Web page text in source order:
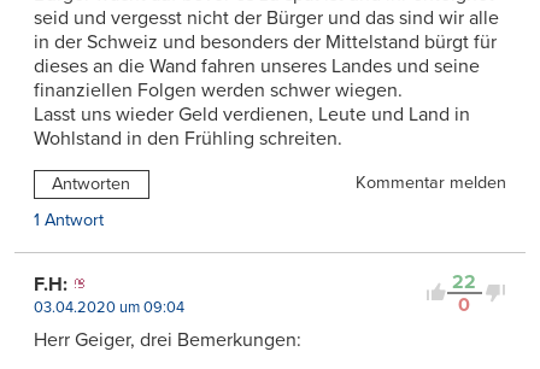
seid und vergesst nicht der Bürger und das sind wir alle
in der Schweiz und besonders der Mittelstand bürgt für
dieses an die Wand fahren unseres Landes und seine
finanziellen Folgen werden schwer wiegen.
Lasst uns wieder Geld verdienen, Leute und Land in
Wohlstand in den Frühling schreiten.
Antworten
Kommentar melden
1 Antwort
22
0
F.H:
03.04.2020 um 09:04
Herr Geiger, drei Bemerkungen: